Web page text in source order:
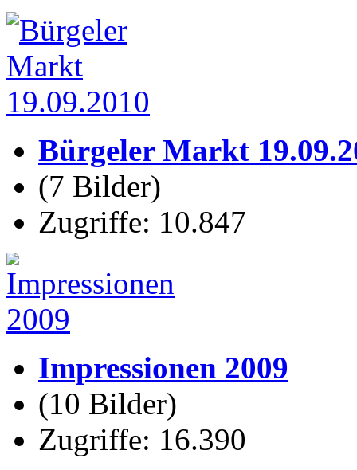
Bürgeler Markt
(7 Bilder)
Zugriffe: 10.847
Impressionen 2009
(10 Bilder)
Zugriffe: 16.390